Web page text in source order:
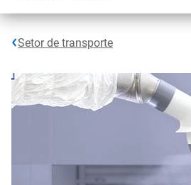
Setor de transporte